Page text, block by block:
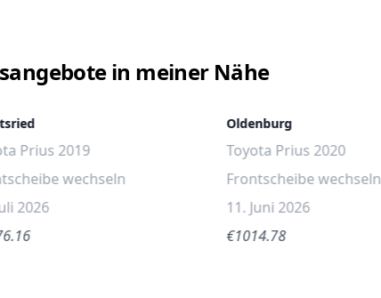
in meiner Nähe
Prius 2019
wechseln
2026
Oldenburg
Toyota Prius 2020
Frontscheibe wechseln
11. Juni 2026
€1014.78